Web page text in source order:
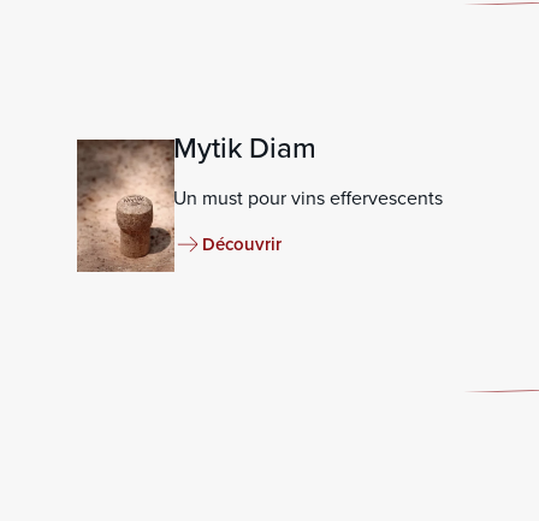
Mytik Diam
Un must pour vins effervescents
Découvrir